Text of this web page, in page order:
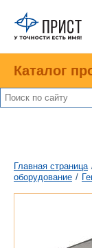
Каталог
Главная страница
оборудование /